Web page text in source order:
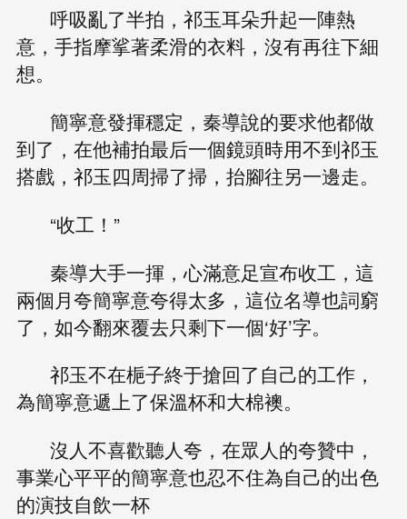
呼吸亂了半拍，祁玉耳朵升起一陣熱
意，手指摩挲著柔滑的衣料，沒有再往下細
想。
簡寧意發揮穩定，秦導說的要求他都做
到了，在他補拍最后一個鏡頭時用不到祁玉
搭戲，祁玉四周掃了掃，抬腳往另一邊走。
“收工！”
秦導大手一揮，心滿意足宣布收工，這
兩個月夸簡寧意夸得太多，這位名導也詞窮
了，如今翻來覆去只剩下一個‘好’字。
祁玉不在梔子終于搶回了自己的工作，
為簡寧意遞上了保溫杯和大棉襖。
沒人不喜歡聽人夸，在眾人的夸贊中，
事業心平平的簡寧意也忍不住為自己的出色
的演技自飲一杯